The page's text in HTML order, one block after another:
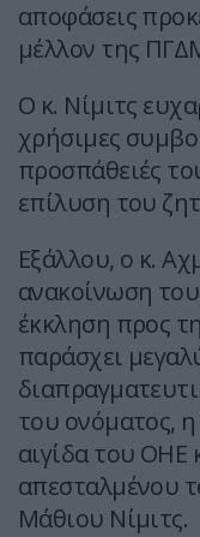
αποφάσεις
μέλλον της
Ο κ. Νίμιτς
χρήσιμες
προσπάθειές
επίλυση του
Εξάλλου, ο κ.
ανακοίνωση
έκκληση προς
παράσχει
του ονόματος,
αιγίδα του ΟΗΕ
απεσταλμένου
Μάθιου Νίμιτς.